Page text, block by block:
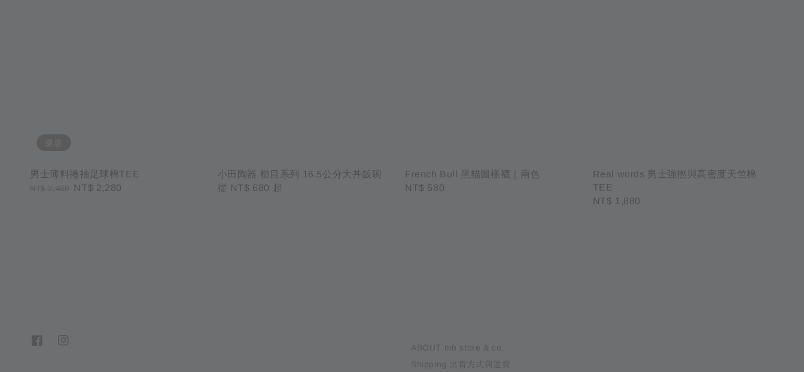
男士薄料捲袖足球棉TEE
Regular
NT$ 2,480
Sale
NT$ 2,280
小田陶器 櫛目系列 16.5公分大丼飯碗
Regular
從 NT$ 680 起
French Bull 黑貓圖樣襪｜兩色
Regular
NT$ 580
Real words 男士強撚與高密度天竺棉
TEE
Regular
NT$ 1,880
ABOUT mb store & co.
Shipping 出貨方式與運費